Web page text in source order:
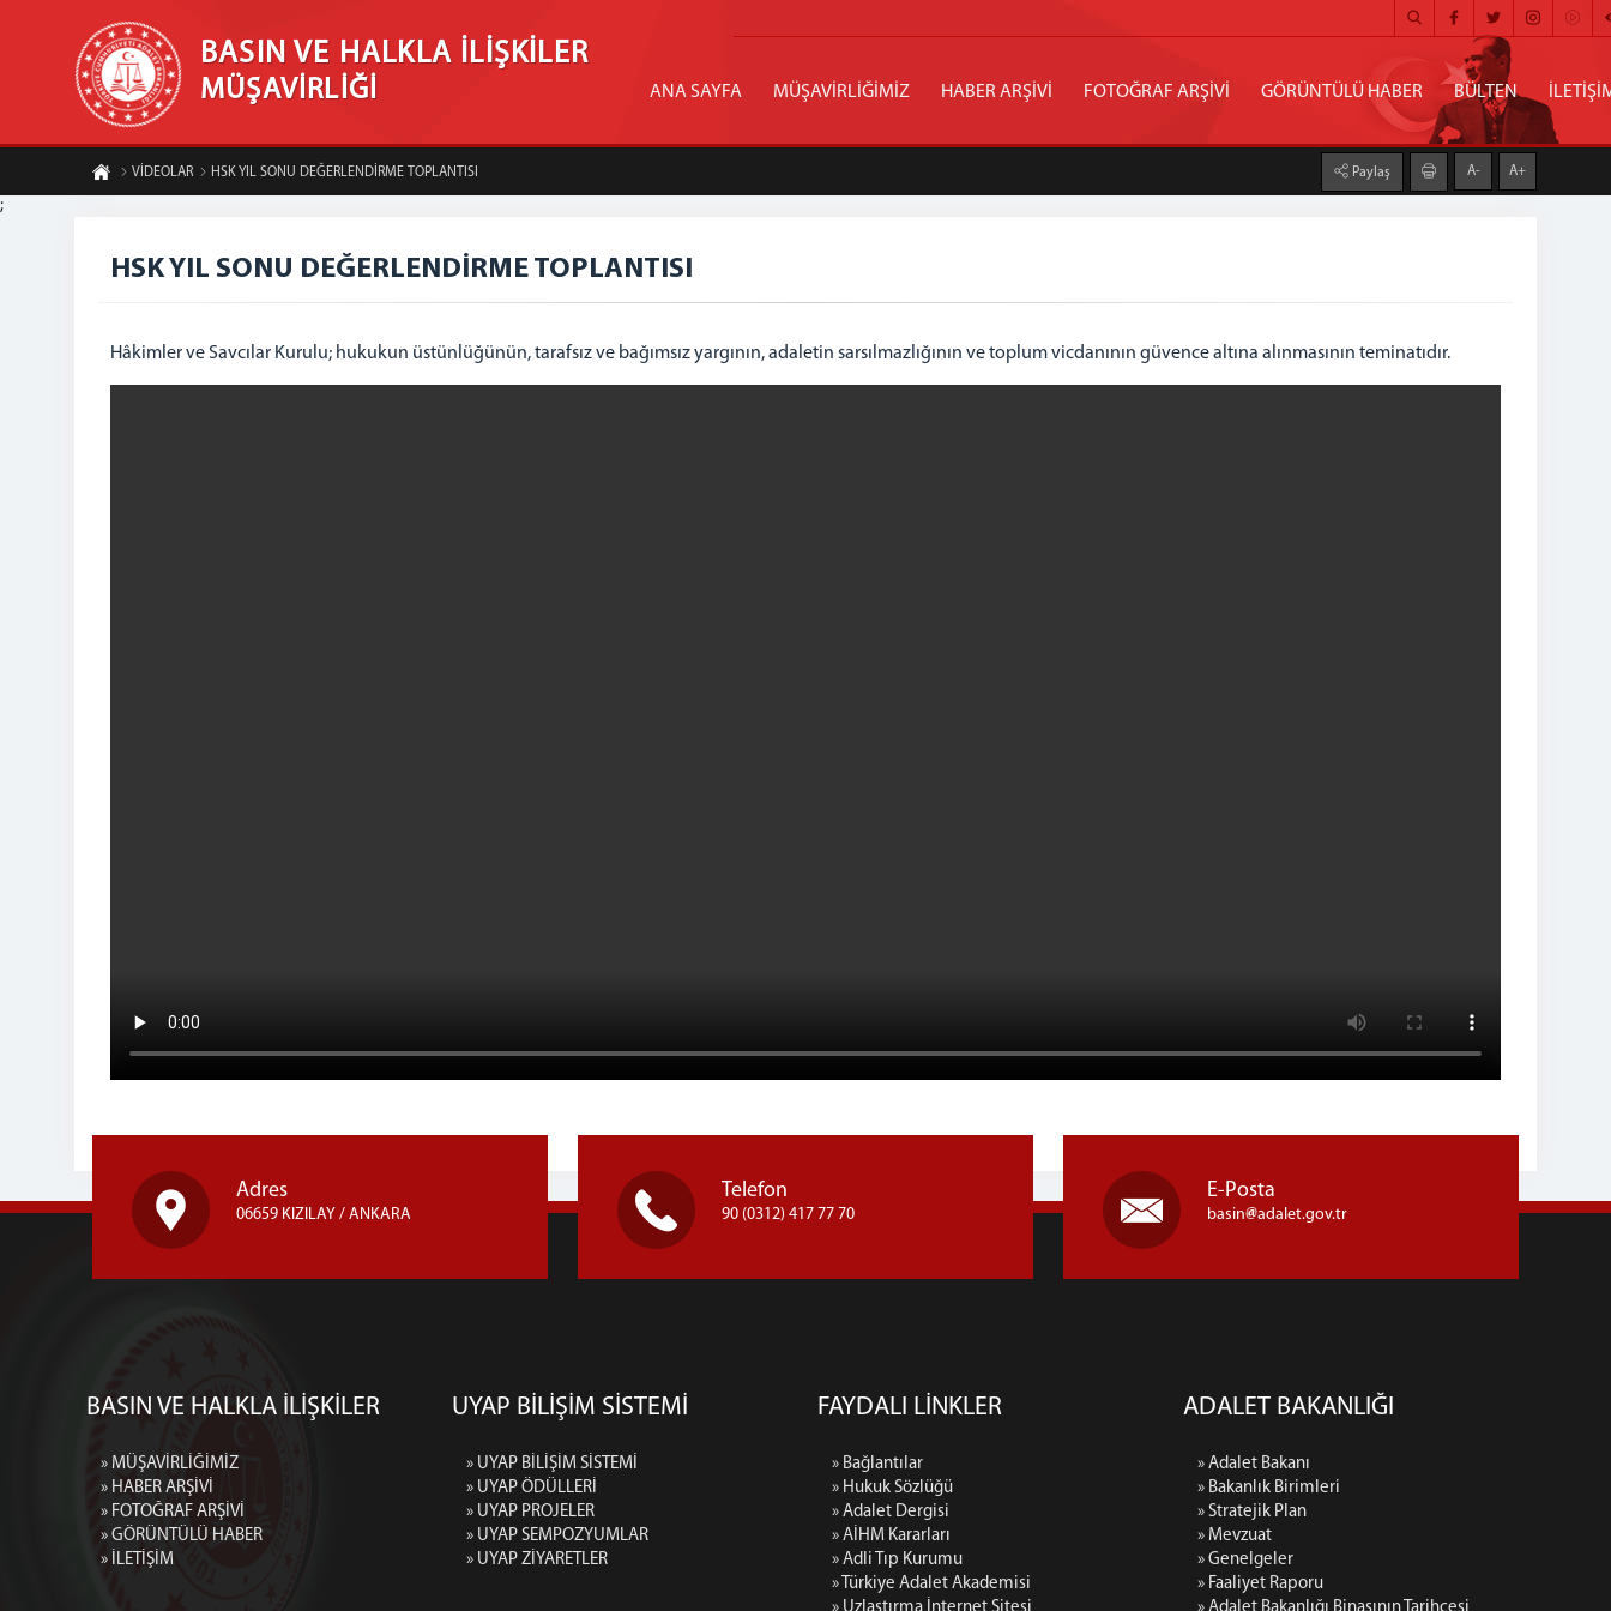
BASIN VE HALKLA İLİŞKİLER
MÜŞAVİRLİĞİ ANA SAYFA MÜŞAVİRLİĞİMİZ HABER ARŞİVİ FOTOĞRAF ARŞİVİ GÖRÜNTÜLÜ HABER BÜLTEN
VİDEOLAR HSK YIL SONU DEĞERLENDİRME TOPLANTISI Paylaş A- A+
;
HSK YIL SONU DEĞERLENDİRME TOPLANTISI
Hâkimler ve Savcılar Kurulu; hukukun üstünlüğünün, tarafsız ve bağımsız yargının, adaletin sarsılmazlığının ve toplum vicdanının güvence altına alınmasının teminatıdır.
Adres
06659 KIZILAY / ANKARA
Telefon
90 (0312) 417 77 70
E-Posta
basin adalet.gov.tr
BASIN VE HALKLA İLİŞKİLER
» MÜŞAVİRLİĞİMİZ
» HABER ARŞİVİ
» FOTOĞRAF ARŞİVİ
» GÖRÜNTÜLÜ HABER
» İLETİŞİM
UYAP BİLİŞİM SİSTEMİ
» UYAP BİLİŞİM SİSTEMİ
» UYAP ÖDÜLLERİ
» UYAP PROJELER
» UYAP SEMPOZYUMLAR
» UYAP ZİYARETLER
FAYDALI LİNKLER
» Bağlantılar
» Hukuk Sözlüğü
» Adalet Dergisi
» AİHM Kararları
» Adli Tıp Kurumu
» Türkiye Adalet Akademisi
ADALET BAKANLIĞI
» Adalet Bakanı
» Bakanlık Birimleri
» Stratejik Plan
» Mevzuat
» Genelgeler
» Faaliyet Raporu